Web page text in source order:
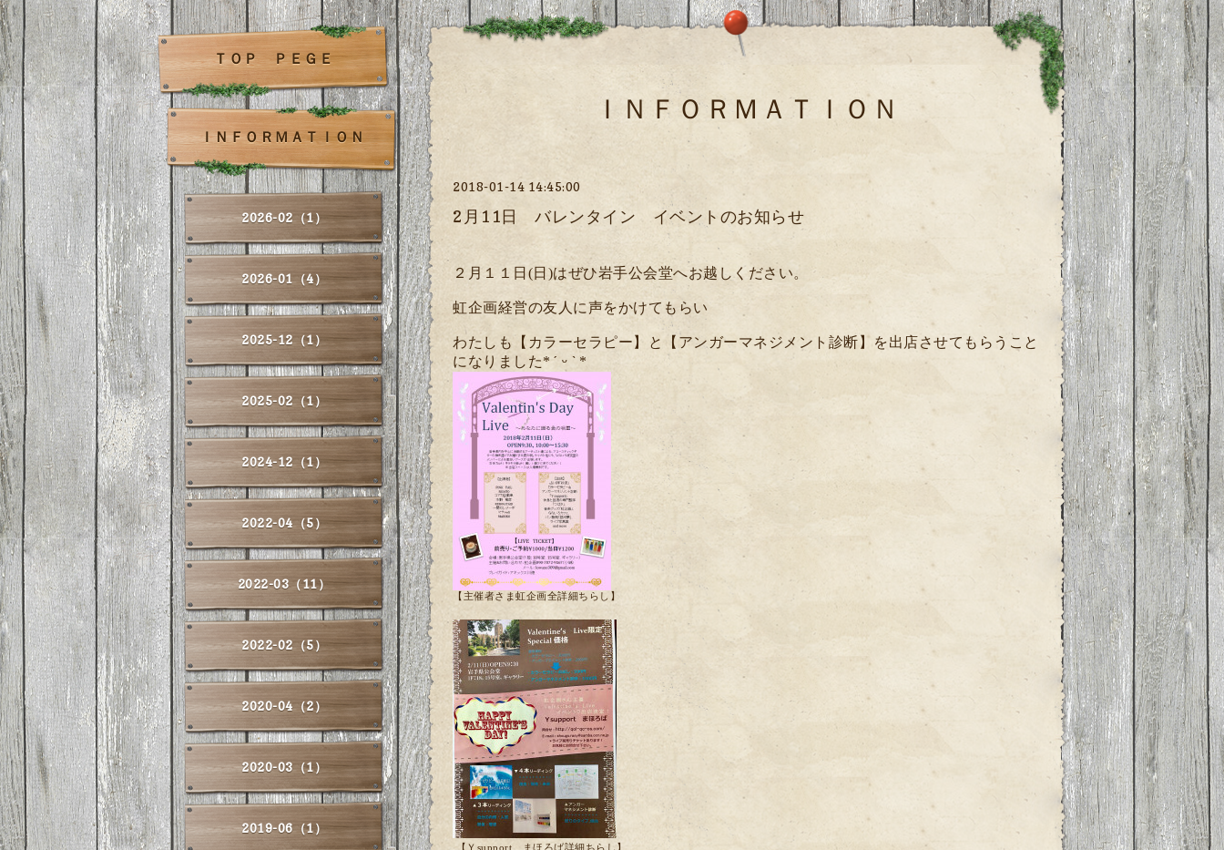
ＩＮＦＯＲＭＡＴＩＯＮ
2018-01-14 14:45:00
2月11日 バレンタイン イベントのお知らせ
２月１１日 (日 )はぜひ岩手公会堂へお越しください。
虹企画経営の友人に声をかけてもらい
わたしも【カラーセラピー】と【アンガーマネジメント診断】を出店させてもらうこと
になりました* ˊᵕˋ *
【主催者さま虹企画全詳細ちらし】
【Ｙsupport まほろば詳細ちらし】
ＴＯＰ ＰＥＧＥ
ＩＮＦＯＲＭＡＴＩＯＮ
2026-02（1）
2026-01（4）
2025-12（1）
2025-02（1）
2024-12（1）
2022-04（5）
2022-03（11）
2022-02（5）
2020-04（2）
2020-03（1）
2019-06（1）